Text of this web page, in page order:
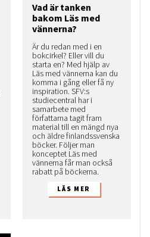
Vad är tanken
bakom Läs med
vännerna?
Är du redan med i en
bokcirkel? Eller vill du
starta en? Med hjälp av
Läs med vännerna kan du
komma i gång eller få ny
inspiration. SFV:s
studiecentral har i
samarbete med
författarna tagit fram
material till en mängd nya
och äldre finlandssvenska
böcker. Följer man
konceptet Läs med
vännerna får man också
rabatt på böckerna.